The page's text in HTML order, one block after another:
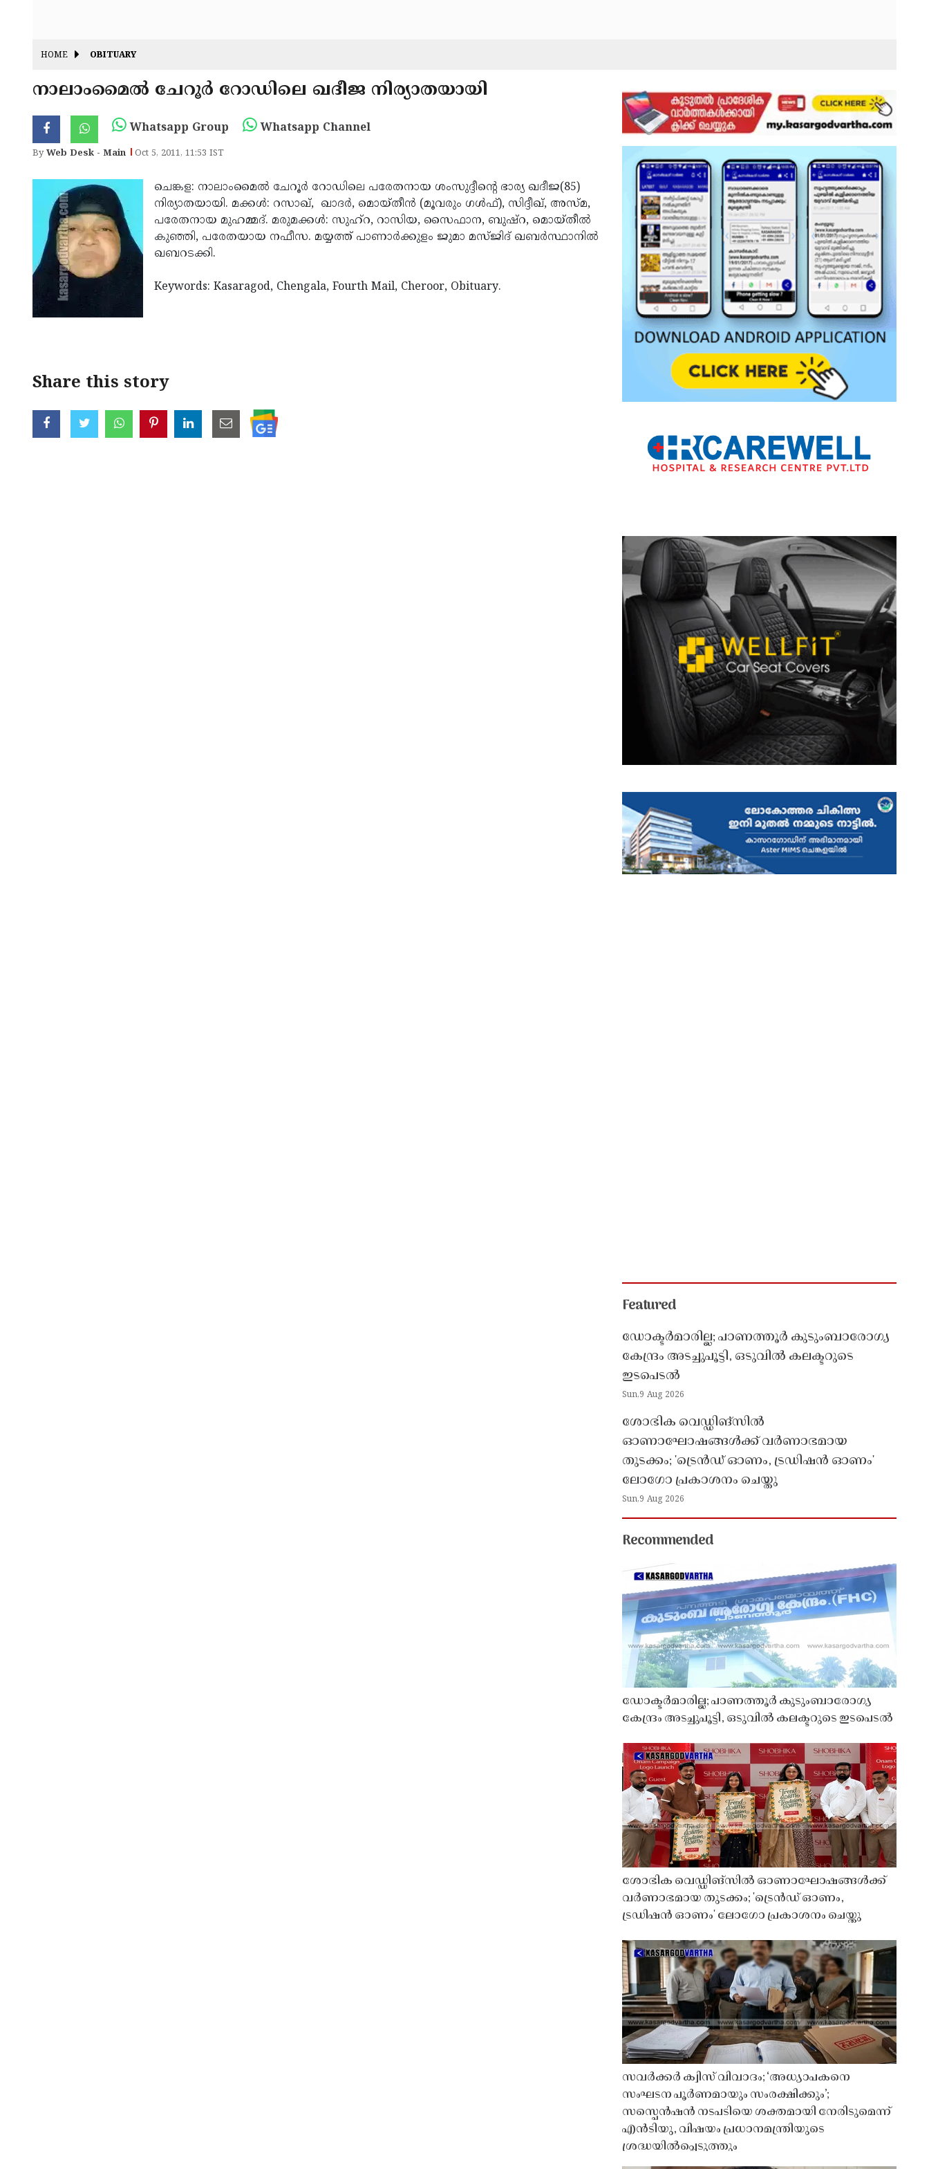
HOME OBITUARY
നാലാംമൈല്‍ ചേറൂര്‍ റോഡിലെ ഖദീജ നിര്യാതയായി
Whatsapp Group Whatsapp Channel
ByWeb Desk - Main Oct 5, 2011, 11:53 IST
ചെങ്കള: നാലാംമൈല്‍ ചേറൂര്‍ റോഡിലെ പരേതനായ ശംസുദ്ദീന്റെ ഭാര്യ ഖദീജ(85)
നിര്യാതയായി. മക്കള്‍: റസാഖ്, ഖാദര്‍, മൊയ്തീന്‍ (മൂവരും ഗള്‍ഫ്), സിദ്ദീഖ്, അസ്മ,
പരേതനായ മുഹമ്മദ്. മരുമക്കള്‍: സുഹ്‌റ, റാസിയ, സൈഫാന, ബുഷ്‌റ, മൊയ്തീല്‍
കുഞ്ഞി, പരേതയായ നഫീസ. മയ്യത്ത് പാണാര്‍ക്കുളം ജുമാ മസ്ജിദ് ഖബര്‍സ്ഥാനില്‍
ഖബറടക്കി.
Keywords: Kasaragod, Chengala, Fourth Mail, Cheroor, Obituary.
Share this story
Featured
ഡോക്ടർമാരില്ല; പാണത്തൂർ കുടുംബാരോഗ്യ
കേന്ദ്രം അടച്ചുപൂട്ടി, ഒടുവിൽ കലക്ടറുടെ
ഇടപെടൽ
Sun,9 Aug 2026
ശോഭിക വെഡ്ഡിങ്സിൽ
ഓണാഘോഷങ്ങൾക്ക് വർണാഭമായ
തുടക്കം; 'ട്രെൻഡ് ഓണം, ട്രഡിഷൻ ഓണം'
ലോഗോ പ്രകാശനം ചെയ്തു
Sun,9 Aug 2026
Recommended
ഡോക്ടർമാരില്ല; പാണത്തൂർ കുടുംബാരോഗ്യ
കേന്ദ്രം അടച്ചുപൂട്ടി, ഒടുവിൽ കലക്ടറുടെ ഇടപെടൽ
ശോഭിക വെഡ്ഡിങ്സിൽ ഓണാഘോഷങ്ങൾക്ക്
വർണാഭമായ തുടക്കം; 'ട്രെൻഡ് ഓണം,
ട്രഡിഷൻ ഓണം' ലോഗോ പ്രകാശനം ചെയ്തു
സവർക്കർ ക്വിസ് വിവാദം; ‘അധ്യാപകനെ
സംഘടന പൂർണമായും സംരക്ഷിക്കും’;
സസ്പെൻഷൻ നടപടിയെ ശക്തമായി നേരിടുമെന്ന്
എൻടിയു, വിഷയം പ്രധാനമന്ത്രിയുടെ
ശ്രദ്ധയിൽപ്പെടുത്തും